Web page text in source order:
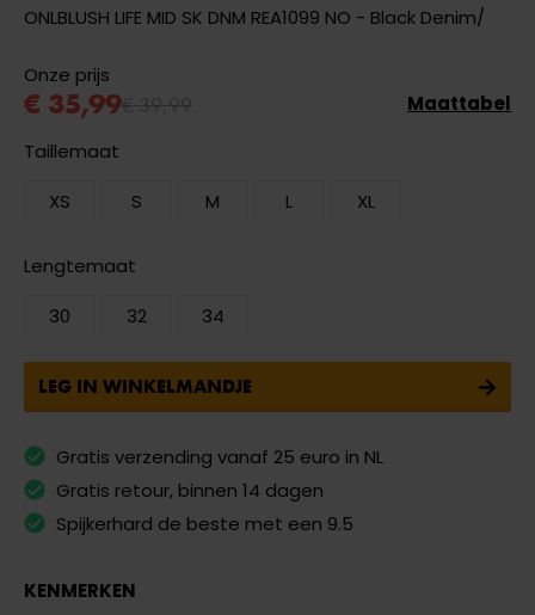
ONLBLUSH LIFE MID SK DNM REA1099 NO - Black Denim/
Onze prijs
€ 35,99
Taillemaat
XS
S M L XL
Lengtemaat
30
32 34
Maattabel
LEG IN WINKELMANDJE
Gratis verzending vanaf 25 euro in NL
Gratis retour, binnen 14 dagen
Spijkerhard de beste met een 9.5
KENMERKEN